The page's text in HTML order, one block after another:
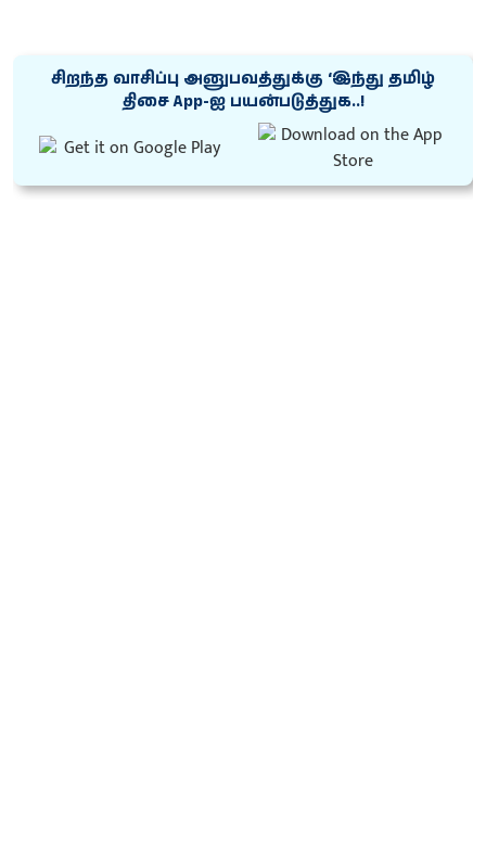
சிறந்த வாசிப்பு அனுபவத்துக்கு ‘இந்து தமிழ்
திசை App-ஐ பயன்படுத்துக..!